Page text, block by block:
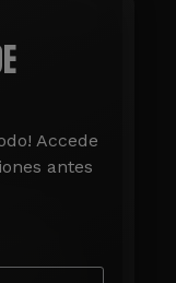
Accede
antes